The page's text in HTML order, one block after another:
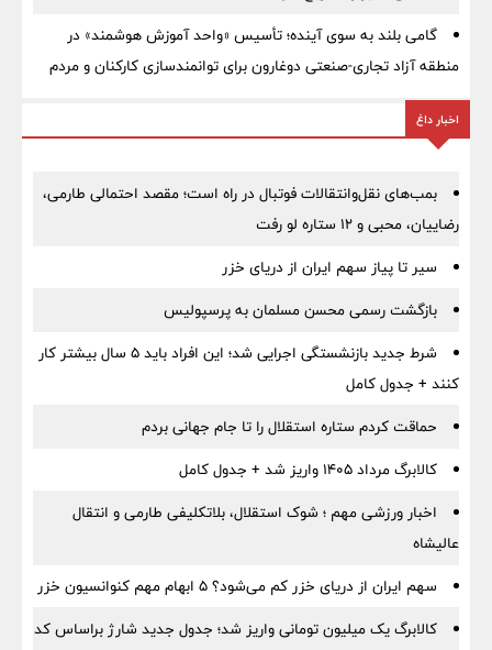
گامی بلند به سوی آینده؛ تأسیس «واحد آموزش هوشمند» در
منطقه آزاد تجاری-صنعتی دوغارون برای توانمندسازی کارکنان و مردم
اخبار داغ
بمب‌های نقل‌وانتقالات فوتبال در راه است؛ مقصد احتمالی طارمی،
رضاییان، محبی و ۱۲ ستاره لو رفت
سیر تا پیاز سهم ایران از دریای خزر
بازگشت رسمی محسن مسلمان به پرسپولیس
شرط جدید بازنشستگی اجرایی شد؛ این افراد باید ۵ سال بیشتر کار
کنند + جدول کامل
حماقت کردم ستاره استقلال را تا جام جهانی بردم
کالابرگ مرداد ۱۴۰۵ واریز شد + جدول کامل
اخبار ورزشی مهم ؛ شوک استقلال، بلاتکلیفی طارمی و انتقال
عالیشاه
سهم ایران از دریای خزر کم می‌شود؟ ۵ ابهام مهم کنوانسیون خزر
کالابرگ یک میلیون تومانی واریز شد؛ جدول جدید شارژ براساس کد